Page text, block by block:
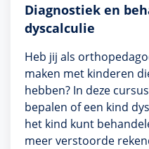
Diagnostiek en
dyscalculie
Heb jij als
maken met kinderen
hebben? In deze
bepalen of een kind
het kind kunt
meer verstoorde